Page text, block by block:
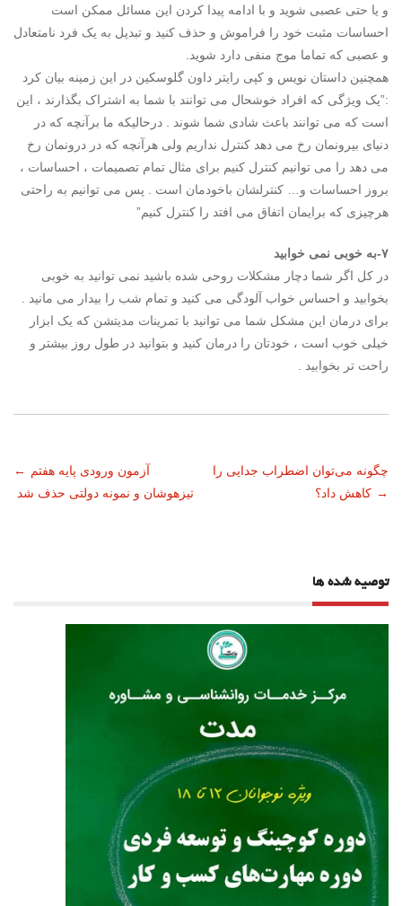
و یا حتی عصبی شوید و با ادامه پیدا کردن این مسائل ممکن است
احساسات مثبت خود را فراموش و حذف کنید و تبدیل به یک فرد نامتعادل
و عصبی که تماما موج منفی دارد شوید.
همچنین داستان نویس و کپی رایتر داون گلوسکین در این زمینه بیان کرد
:”یک ویژگی که افراد خوشحال می توانند با شما به اشتراک بگذارند ، این
است که می توانند باعث شادی شما شوند . درحالیکه ما برآنچه که در
دنیای بیرونمان رخ می دهد کنترل نداریم ولی هرآنچه که در درونمان رخ
می دهد را می توانیم کنترل کنیم برای مثال تمام تصمیمات ، احساسات ،
بروز احساسات و… کنترلشان باخودمان است . پس می توانیم به راحتی
هرچیزی که برایمان اتفاق می افتد را کنترل کنیم”
۷-به خوبی نمی خوابید
در کل اگر شما دچار مشکلات روحی شده باشید نمی توانید به خوبی
بخوابید و احساس خواب آلودگی می کنید و تمام شب را بیدار می مانید .
برای درمان این مشکل شما می توانید با تمرینات مدیتشن که یک ابزار
خیلی خوب است ، خودتان را درمان کنید و بتوانید در طول روز بیشتر و
راحت تر بخوابید .
ناوبری
نوشته
← آزمون ورودی پایه هفتم
تیزهوشان و نمونه دولتی حذف شد
چگونه می‌توان اضطراب جدایی را
کاهش داد؟ →
توصیه شده ها